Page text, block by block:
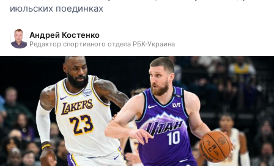
июльских поединках
Андрей Костенко
Редактор спортивного отдела РБК-Украина